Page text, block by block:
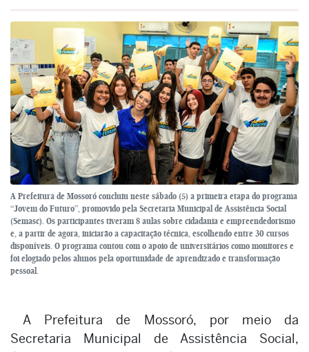
A Prefeitura de Mossoró concluiu neste sábado (5) a primeira etapa do programa
“Jovem do Futuro”, promovido pela Secretaria Municipal de Assistência Social
(Semasc). Os participantes tiveram 8 aulas sobre cidadania e empreendedorismo
e, a partir de agora, iniciarão a capacitação técnica, escolhendo entre 30 cursos
disponíveis. O programa contou com o apoio de universitários como monitores e
foi elogiado pelos alunos pela oportunidade de aprendizado e transformação
pessoal.
A Prefeitura de Mossoró, por meio da
Secretaria Municipal de Assistência Social,